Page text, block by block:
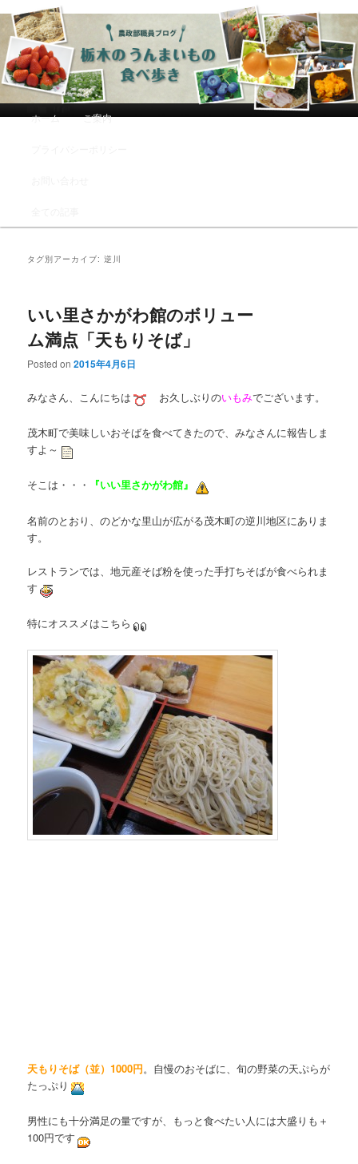
農政部職員ブログ「栃木のうんまい
もの食べ歩き」
メインコンテンツへ移動
サブコンテンツへ移動
ホーム ご案内
タグ別アーカイブ:逆川
いい里さかがわ館のボリュー
ム満点「天もりそば」
Posted on2015年4月6日
みなさん、こんにちは お久しぶりのいもみでございます。
茂木町で美味しいおそばを食べてきたので、みなさんに報告しま
すよ～
そこは・・・ 『いい里さかがわ館』
名前のとおり、のどかな里山が広がる茂木町の逆川地区にありま
す。
レストランでは、地元産そば粉を使った手打ちそばが食べられま
す
特にオススメはこちら
天もりそば（並）1000円。自慢のおそばに、旬の野菜の天ぷらが
たっぷり
男性にも十分満足の量ですが、もっと食べたい人には大盛りも＋
100円です